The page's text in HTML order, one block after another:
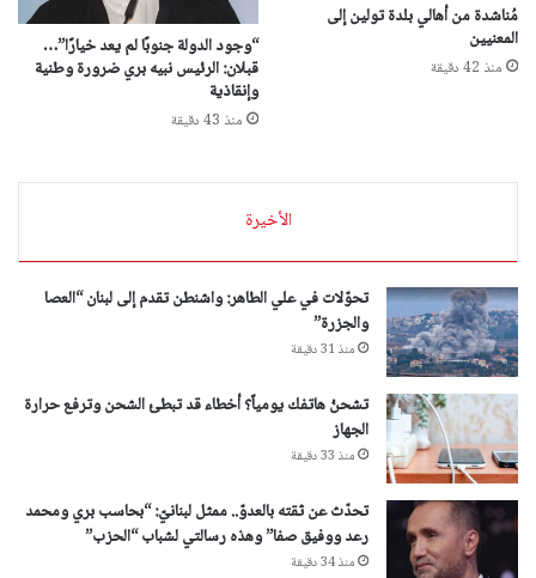
مُناشدة من أهالي بلدة تولين إلى
المعنيين
منذ 42 دقيقة
“وجود الدولة جنوبًا لم يعد خيارًا”…
قبلان: الرئيس نبيه بري ضرورة وطنية
وإنقاذية
منذ 43 دقيقة
الأخيرة
تحوّلات في علي الطاهر: واشنطن تقدم إلى لبنان “العصا
والجزرة”
منذ 31 دقيقة
تشحنُ هاتفك يومياً؟ أخطاء قد تبطئ الشحن وترفع حرارة
الجهاز
منذ 33 دقيقة
تحدّث عن ثقته بالعدوّ.. ممثل لبنانيّ: “بحاسب بري ومحمد
رعد ووفيق صفا” وهذه رسالتي لشباب “الحزب”
منذ 34 دقيقة